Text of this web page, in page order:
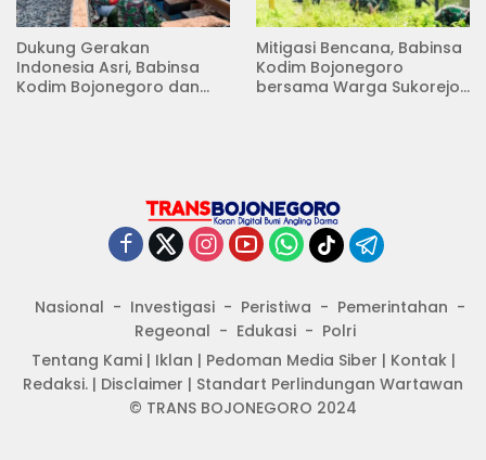
Dukung Gerakan
Indonesia Asri, Babinsa
Kodim Bojonegoro dan
Mitigasi Bencana, Babinsa
Kodim Bojonegoro
bersama Warga Sukorejo
Nasional Investigasi Peristiwa
Pemerintahan
Regeonal
Edukasi
Polri
Tentang Kami| Iklan | Pedoman Media Siber | Kontak|
Redaksi. | Disclaimer | Standart Perlindungan Wartawan
© TRANS BOJONEGORO 2024